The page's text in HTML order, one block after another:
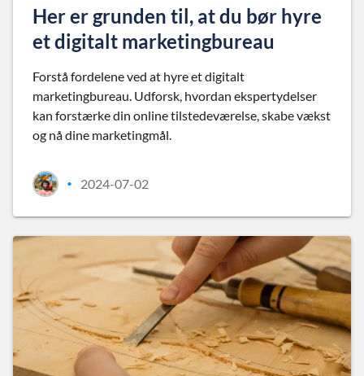
Her er grunden til, at du bør hyre
et digitalt marketingbureau
Forstå fordelene ved at hyre et digitalt
marketingbureau. Udforsk, hvordan ekspertydelser
kan forstærke din online tilstedeværelse, skabe vækst
og nå dine marketingmål.
• 2024-07-02